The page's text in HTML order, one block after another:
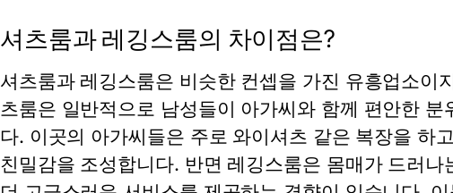
셔츠룸과 레깅스룸의 차이점은?
셔츠룸과 레깅스룸은 비슷한 컨셉을 가진 유흥업소이
츠룸은 일반적으로 남성들이 아가씨와 함께 편안한
다. 이곳의 아가씨들은 주로 와이셔츠 같은 복장을 하
친밀감을 조성합니다. 반면 레깅스룸은 몸매가 드러